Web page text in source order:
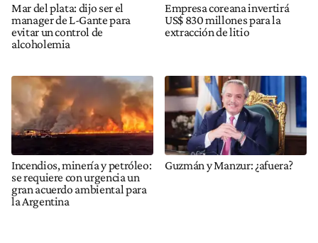
Mar del plata: dijo ser el
manager de L-Gante para
evitar un control de
alcoholemia
Empresa coreana invertirá
US$ 830 millones para la
extracción de litio
Incendios, minería y petróleo:
se requiere con urgencia un
gran acuerdo ambiental para
la Argentina
Guzmán y Manzur: ¿afuera?